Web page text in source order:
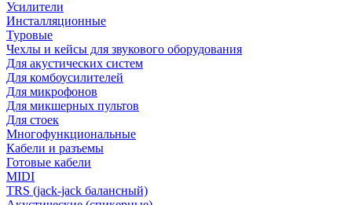
Усилители
Инсталляционные
Туровые
Чехлы и кейсы для звукового оборудования
Для акустических систем
Для комбоусилителей
Для микрофонов
Для микшерных пультов
Для стоек
Многофункциональные
Кабели и разъемы
Готовые кабели
MIDI
TRS (jack-jack балансный)